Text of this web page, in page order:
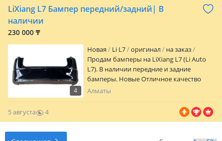
* Современная LED-подсветка * Все
Возможна отправка по всему
Казахстану. Поможем с подбором
запчастей для ZEEKR. По всем вопросам
звоните или пишите — ответим быстро.
LiXiang L7 Бампер передний/задний| В
наличии
230 000 ₸
4
Новая Li L7 оригинал
на заказ
Продам бамперы на LiXiang L7 (Li Auto
L7). В наличии передние и задние
бамперы. Новые Отличное качество
Надежная упаковка перед отправкой
Казахстану Поможем с подбором по VIN
или году выпуска автомобиля. Если
детали на LiXiang L7 — также
Алматы
5 августа
4
0